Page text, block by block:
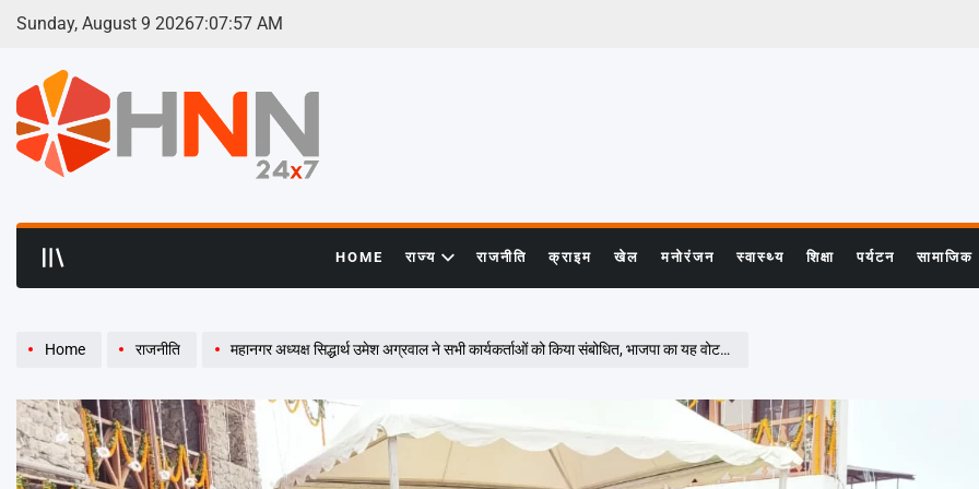
Skip
Sunday, August 9 20267:07:59 AM
HOME राज्य राजनीति क्राइम खेल मनोरंजन स्वास्थ्य शिक्षा पर्यटन सामाजिक
Home राजनीति महानगर अध्यक्ष सिद्धार्थ उमेश अग्रवाल ने सभी कार्यकर्ताओं को किया संबोधित, भाजपा का यह वोटर चेतना अभियान बहुत महत्वपूर्ण अभियान है